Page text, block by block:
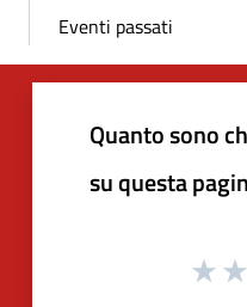
Eventi passati
Quanto sono
su questa